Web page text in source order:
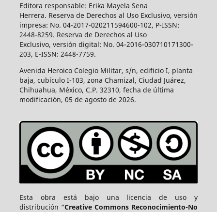
Editora responsable: Erika Mayela Sena
Herrera. Reserva de Derechos al Uso Exclusivo, versión
impresa: No. 04-2017-020211594600-102, P-ISSN:
2448-8259. Reserva de Derechos al Uso
Exclusivo, versión digital: No. 04-2016-030710171300-
203, E-ISSN: 2448-7759.
Avenida Heroico Colegio Militar, s/n, edificio I, planta
baja, cubículo I-103, zona Chamizal, Ciudad Juárez,
Chihuahua, México, C.P. 32310, fecha de última
modificación, 05 de agosto de 2026.
Esta obra está bajo una licencia de uso y
distribución “Creative Commons Reconocimiento-No